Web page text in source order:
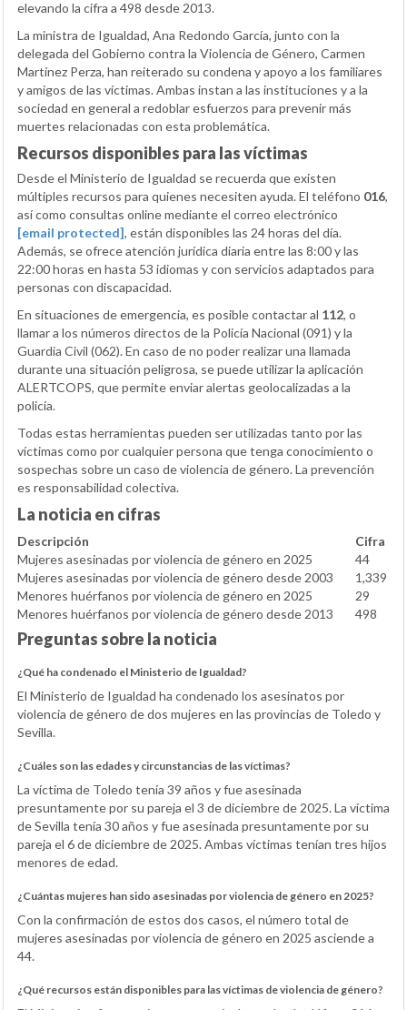
elevando la cifra a 498 desde 2013.
La ministra de Igualdad, Ana Redondo García, junto con la
delegada del Gobierno contra la Violencia de Género, Carmen
Martínez Perza, han reiterado su condena y apoyo a los familiares
y amigos de las víctimas. Ambas instan a las instituciones y a la
sociedad en general a redoblar esfuerzos para prevenir más
muertes relacionadas con esta problemática.
Recursos disponibles para las víctimas
Desde el Ministerio de Igualdad se recuerda que existen
múltiples recursos para quienes necesiten ayuda. El teléfono 016,
así como consultas online mediante el correo electrónico
[email protected], están disponibles las 24 horas del día.
Además, se ofrece atención jurídica diaria entre las 8:00 y las
22:00 horas en hasta 53 idiomas y con servicios adaptados para
personas con discapacidad.
En situaciones de emergencia, es posible contactar al 112, o
llamar a los números directos de la Policía Nacional (091) y la
Guardia Civil (062). En caso de no poder realizar una llamada
durante una situación peligrosa, se puede utilizar la aplicación
ALERTCOPS, que permite enviar alertas geolocalizadas a la
policía.
Todas estas herramientas pueden ser utilizadas tanto por las
víctimas como por cualquier persona que tenga conocimiento o
sospechas sobre un caso de violencia de género. La prevención
es responsabilidad colectiva.
La noticia en cifras
Descripción
Cifra
Mujeres asesinadas por violencia de género en 2025
44
Mujeres asesinadas por violencia de género desde 2003
1,339
Menores huérfanos por violencia de género en 2025
29
Menores huérfanos por violencia de género desde 2013
498
Preguntas sobre la noticia
¿Qué ha condenado el Ministerio de Igualdad?
El Ministerio de Igualdad ha condenado los asesinatos por
violencia de género de dos mujeres en las provincias de Toledo y
Sevilla.
¿Cuáles son las edades y circunstancias de las víctimas?
La víctima de Toledo tenía 39 años y fue asesinada
presuntamente por su pareja el 3 de diciembre de 2025. La víctima
de Sevilla tenía 30 años y fue asesinada presuntamente por su
pareja el 6 de diciembre de 2025. Ambas víctimas tenían tres hijos
menores de edad.
¿Cuántas mujeres han sido asesinadas por violencia de género en 2025?
Con la confirmación de estos dos casos, el número total de
mujeres asesinadas por violencia de género en 2025 asciende a
44.
¿Qué recursos están disponibles para las víctimas de violencia de género?